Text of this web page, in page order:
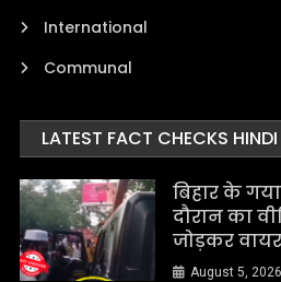
International
Communal
LATEST FACT CHECKS HINDI
बिहार के
दौरान का
जोड़कर
August 5, 2026